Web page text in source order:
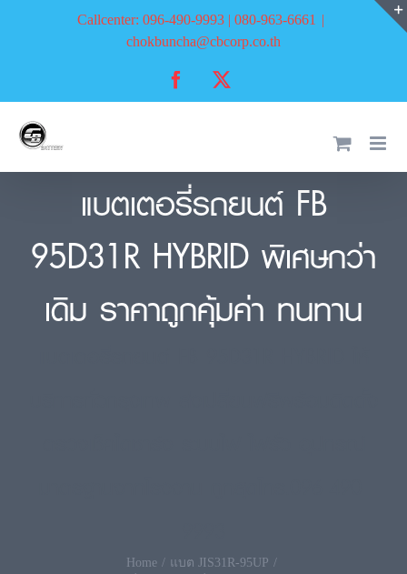
Callcenter: 096-490-9993 | 080-963-6661 |
chokbuncha@cbcorp.co.th
Facebook
แบตเตอรี่รถยนต์ FB
95D31R HYBRID พิเศษกว่า
เดิม ราคาถูกคุ้มค่า ทนทาน
Home
แบต JIS31R-95UP